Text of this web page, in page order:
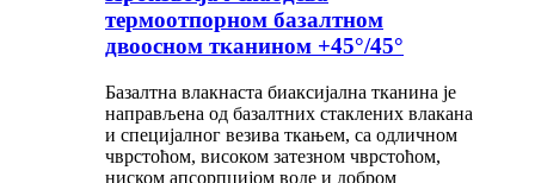
термоотпорном базалтном
двоосном тканином +45°/45°
Базалтна влакнаста биаксијална тканина је
направљена од базалтних стаклених влакана
и специјалног везива ткањем, са одличном
чврстоћом, високом затезном чврстоћом,
ниском апсорпцијом воде и добром